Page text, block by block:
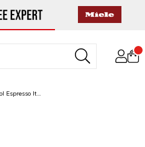
Hola Sol Espresso Italiano Çekirdek Kahve 250 Gr